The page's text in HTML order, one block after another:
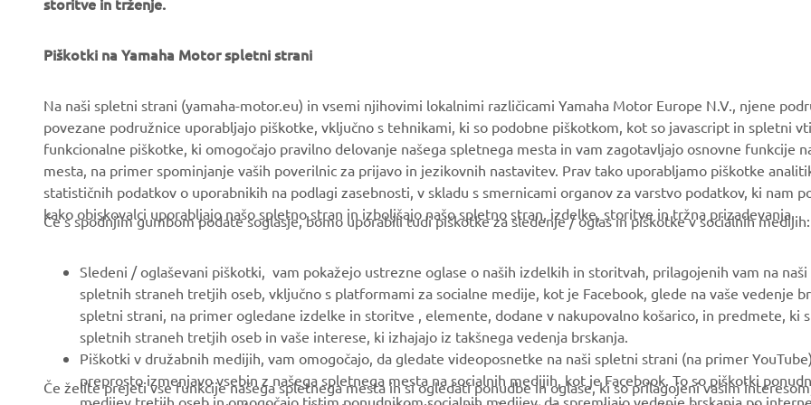
PODJETJA
O nas
Press
Brošure
Delo pri Yamahi
Trgovec
Pravilnik o spoštovanju
človekovih pravic
Osnovni pravilnik o
trajnostnosti
Sistemi eBike
Igrišča za golf
Prvi odzivi
Avtošole
Robotics
Tehničke informacije za
novisne trgovce
Yamalube Safety Data
Sheets
Yamaha Motor Global
Prodajalci Yamaha
Ravnanju z odpadnimi
baterijami
Piškotki na Yamaha Motor spletni strani
Na naši spletni strani (yamaha-motor.eu) in vsemi njihovimi lokalnimi različicami Yamaha Motor Europe N.V., njene
povezane podružnice uporabljajo piškotke, vključno s tehnikami, ki so podobne piškotkom, kot so javascript in spletni
funkcionalne piškotke, ki omogočajo pravilno delovanje našega spletnega mesta in vam zagotavljajo osnovne funkcije
mesta, na primer spominjanje vaših poverilnic za prijavo in jezikovnih nastavitev. Prav tako uporabljamo piškotke
statističnih podatkov o uporabnikih na podlagi zasebnosti, v skladu s smernicami organov za varstvo podatkov, ki nam
kako obiskovalci uporabljajo našo spletno stran in izboljšajo našo spletno stran, izdelke, storitve in tržna prizadevanja.
Če s spodnjim gumbom podate soglasje, bomo uporabili tudi piškotke za sledenje / oglas in piškotke v socialnih medijih:
Sledeni / oglaševani piškotki, vam pokažejo ustrezne oglase o naših izdelkih in storitvah, prilagojenih vam na
spletnih straneh tretjih oseb, vključno s platformami za socialne medije, kot je Facebook, glede na vaše vedenje
spletni strani, na primer ogledane izdelke in storitve , elemente, dodane v nakupovalno košarico, in predmete, ki
spletnih straneh tretjih oseb in vaše interese, ki izhajajo iz takšnega vedenja brskanja.
Piškotki v družabnih medijih, vam omogočajo, da gledate videoposnetke na naši spletni strani (na primer
preprosto izmenjavo vsebin z našega spletnega mesta na socialnih medijih, kot je Facebook. To so piškotki
medijev tretjih oseb in omogočajo tistim ponudnikom socialnih medijev, da spremljajo vedenje brskanja po
Če želite prejeti vse funkcije našega spletnega mesta in si ogledati ponudbe in oglase, ki so prilagojeni vašim